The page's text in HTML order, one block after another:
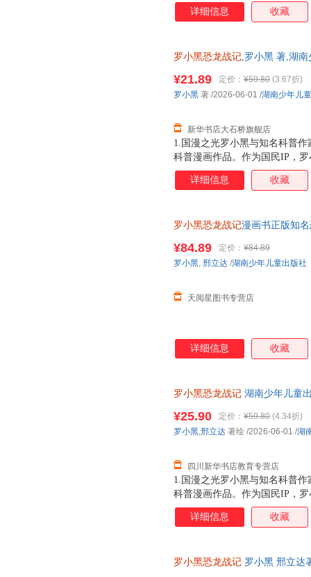
详细信息 收藏
罗小黑恐龙战记,罗小黑 著,湖
13284178503
1.国漫之光罗小黑与知名科普
科普漫画作品。作为国民IP，
动画于2011年开始播放，B站
3.15亿票房，同名漫画书2015
¥21.89 定价： ¥59.80 (3.67折)
新华书店大石桥旗舰店
罗小黑 著 /2026-06-01 /湖南少年儿
详细信息 收藏
罗小黑恐龙战记漫画书正版知
¥84.89 定价： ¥84.89
天阅星图书专营店
罗小黑, 邢立达 /湖南少年儿童出版社
详细信息 收藏
罗小黑恐龙战记 湖南少年儿童
1.国漫之光罗小黑与知名科普
科普漫画作品。作为国民IP，
动画于2011年开始播放，B站
3.15亿票房，同名漫画书2015
得主，中国古生物学会科普工
¥25.90 定价： ¥59.80 (4.34折)
四川新华书店教育专营店
罗小黑,邢立达 著绘 /2026-06-01 /湖
详细信息 收藏
罗小黑恐龙战记 罗小黑 邢立达